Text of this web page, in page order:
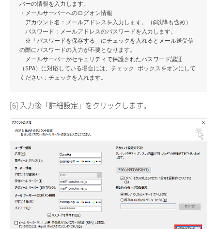
バーの情報を入力します。
・メールサーバーへのログオン情報
アカウント名：メールアドレスを入力します。（@以降も含め）
パスワード：メールアドレスのパスワードを入力します。
※「パスワードを保存する」にチェックを入れるとメール送受信
の際にパスワードの入力が不要となります。
メールサーバーがセキュリティで保護されたパスワード認証
（SPA）に対応している場合には、チェック ボックスをオンにして
ください：チェックを入れます。
[6] 入力後「詳細設定」をクリックします。